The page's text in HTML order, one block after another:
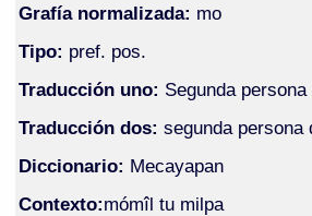
Grafía normalizada: mo
Tipo: pref. pos.
Traducción uno: Segunda
Traducción dos: segunda persona
Diccionario: Mecayapan
Contexto:mómîl tu milpa